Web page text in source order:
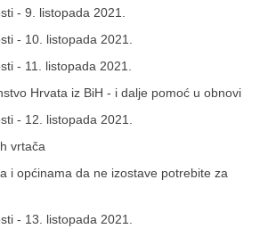
- 9. listopada 2021.
- 10. listopada 2021.
- 11. listopada 2021.
Hrvata iz BiH - i dalje pomoć u obnovi
- 12. listopada 2021.
vrtača
i općinama da ne izostave potrebite za
- 13. listopada 2021.